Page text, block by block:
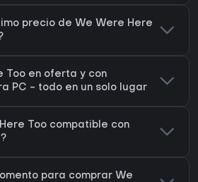
precio de We Were Here
Too en oferta y con
PC - todo en un solo lugar
Too compatible con
para comprar We